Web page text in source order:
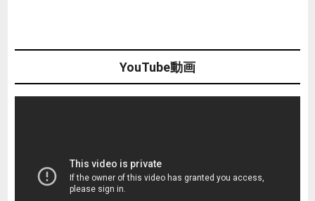
YouTube動画